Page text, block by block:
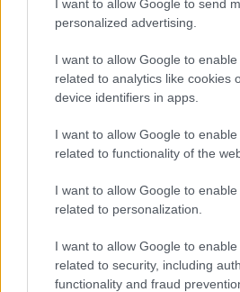
I want to allow Google to send
personalized advertising.
I want to allow Google to
related to analytics like cookies
device identifiers in apps.
I want to allow Google to
related to functionality of the
I want to allow Google to
related to personalization.
I want to allow Google to
related to security, including
functionality and fraud